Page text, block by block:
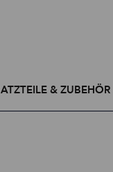
& ZUBEHÖR